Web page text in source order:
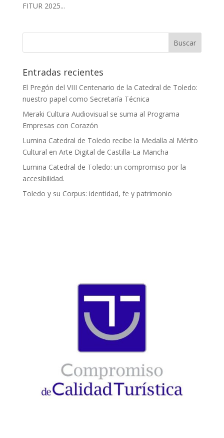
FITUR 2025...
Entradas recientes
El Pregón del VIII Centenario de la Catedral de Toledo:
nuestro papel como Secretaría Técnica
Meraki Cultura Audiovisual se suma al Programa
Empresas con Corazón
Lumina Catedral de Toledo recibe la Medalla al Mérito
Cultural en Arte Digital de Castilla-La Mancha
Lumina Catedral de Toledo: un compromiso por la
accesibilidad.
Toledo y su Corpus: identidad, fe y patrimonio